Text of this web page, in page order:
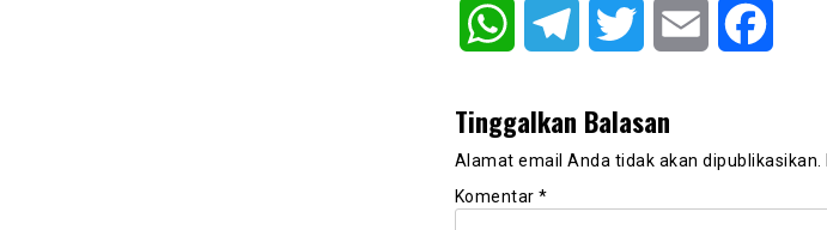
WhatsAppTelegram Twitter Email
Tinggalkan Balasan
Alamat email Anda tidak akan dipublikasikan.
Komentar *